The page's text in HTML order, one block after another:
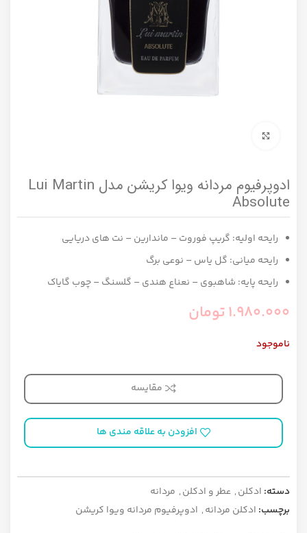
ادوپرفیوم مردانه ویوا کریشن مدل Lui Martin
Absolute
رایحه اولیه: گریپ فوروت – ماندارین – نت های دریایی
رایحه میانی: گل یاس – نوعی برگ
رایحه پایه: شاهبوی – نعناع هندی – گلسنگ – چوب گایاک
1.980.000تومان
ناموجود
مقایسه
افزودن به علاقه مندی ها
دسته: ادکلن, عطر و ادکلن, مردانه
برچسب: ادکلن مردانه, ادوپرفیوم مردانه ویوا کریشن